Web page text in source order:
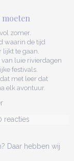
zomer.
waarin de tijd
lijkt te gaan.
van luie rivierdagen
festivals.
met leer dat
elk avontuur.
reacties
Daar hebben wij